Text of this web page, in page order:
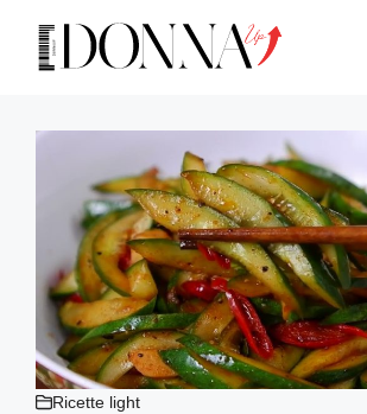
contenuto
Ricette light